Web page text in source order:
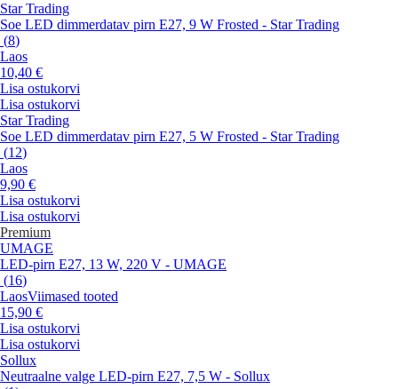
Star Trading
Soe LED dimmerdatav pirn E27, 9 W Frosted - Star Trading
(8)
Laos
10,40 €
Lisa ostukorvi
Lisa ostukorvi
Star Trading
Soe LED dimmerdatav pirn E27, 5 W Frosted - Star Trading
(12)
Laos
9,90 €
Lisa ostukorvi
Lisa ostukorvi
Premium
UMAGE
LED-pirn E27, 13 W, 220 V - UMAGE
(16)
LaosViimased tooted
15,90 €
Lisa ostukorvi
Lisa ostukorvi
Sollux
Neutraalne valge LED-pirn E27, 7,5 W - Sollux